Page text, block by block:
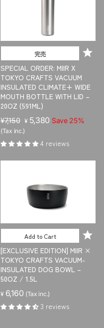
完売
SPECIAL ORDER: MIIR X
TOKYO CRAFTS VACUUM
INSULATED CLIMATE+ WIDE
MOUTH BOTTLE WITH LID –
20OZ (591ML)
R
e
g
l
e
¥7,150 S
a
l
p
c
e
¥ 5,380 Save 25%
(Tax inc.)
4 reviews
Add to Cart
[EXCLUSIVE EDITION] MIIR ×
TOKYO CRAFTS VACUUM-
INSULATED DOG BOWL –
50OZ / 1.5L
¥ 6,160 (Tax inc.)
3 reviews